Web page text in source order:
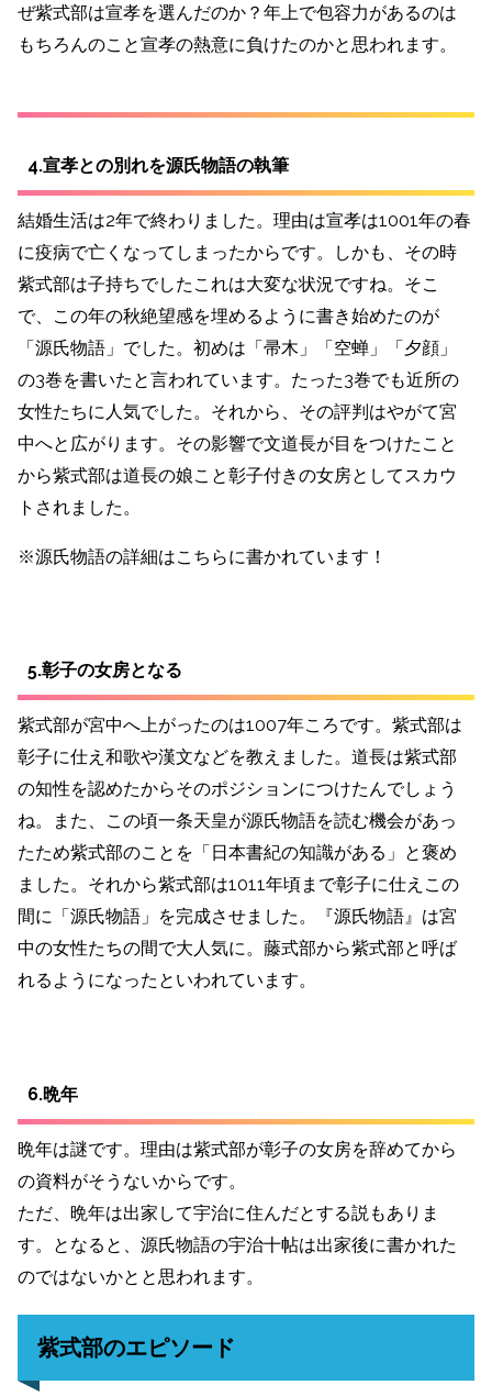
ぜ紫式部は宣孝を選んだのか？年上で包容力があるのは
もちろんのこと宣孝の熱意に負けたのかと思われます。
4.宣孝との別れを源氏物語の執筆
結婚生活は2年で終わりました。理由は宣孝は1001年の春
に疫病で亡くなってしまったからです。しかも、その時
紫式部は子持ちでしたこれは大変な状況ですね。そこ
で、この年の秋絶望感を埋めるように書き始めたのが
「源氏物語」でした。初めは「帚木」「空蝉」「夕顔」
の3巻を書いたと言われています。たった3巻でも近所の
女性たちに人気でした。それから、その評判はやがて宮
中へと広がります。その影響で文道長が目をつけたこと
から紫式部は道長の娘こと彰子付きの女房としてスカウ
トされました。
※源氏物語の詳細はこちらに書かれています！
5.彰子の女房となる
紫式部が宮中へ上がったのは1007年ころです。紫式部は
彰子に仕え和歌や漢文などを教えました。道長は紫式部
の知性を認めたからそのポジションにつけたんでしょう
ね。また、この頃一条天皇が源氏物語を読む機会があっ
たため紫式部のことを「日本書紀の知識がある」と褒め
ました。それから紫式部は1011年頃まで彰子に仕えこの
間に「源氏物語」を完成させました。『源氏物語』は宮
中の女性たちの間で大人気に。藤式部から紫式部と呼ば
れるようになったといわれています。
6.晩年
晩年は謎です。理由は紫式部が彰子の女房を辞めてから
の資料がそうないからです。
ただ、晩年は出家して宇治に住んだとする説もありま
す。となると、源氏物語の宇治十帖は出家後に書かれた
のではないかとと思われます。
紫式部のエピソード